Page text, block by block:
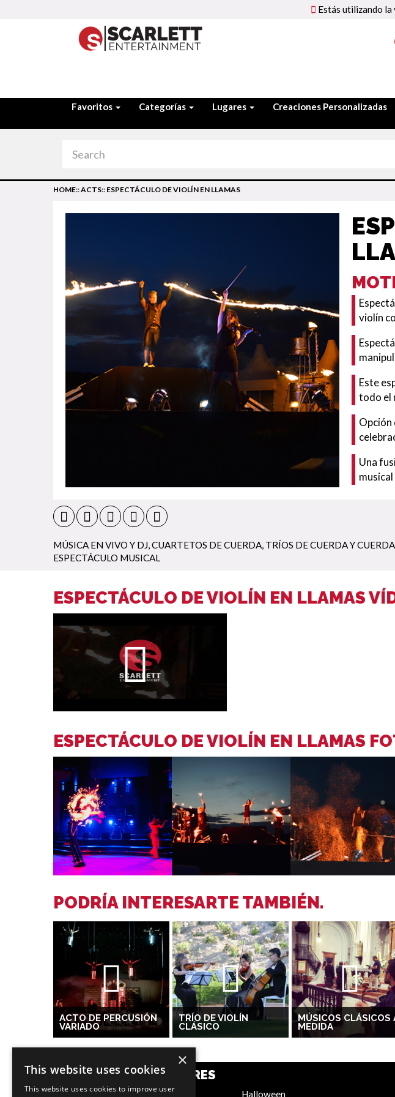
Estás utilizando la
Favoritos Categorías Lugares Creaciones Personalizadas
HOME::ACTS:: ESPECTÁCULO DE VIOLÍN EN LLAMAS
violín
Este
todo el
Opción
Una
MÚSICA EN VIVO Y DJ CUARTETOS DE CUERDA, TRÍOS DE CUERDA Y
ESPECTÁCULO MUSICAL
ESPECTÁCULO DE VIOLÍN EN LLAMAS
ESPECTÁCULO DE VIOLÍN EN LLAMAS
PODRÍA INTERESARTE TAMBIÉN.
ACTO DE PERCUSIÓN
VARIADO
TRÍO DE VIOLÍN
CLÁSICO
MÚSICOS CLÁSICOS
MEDIDA
CATEGORÍAS POPULARES
Festive Halloween
×
This website uses cookies
This website uses cookies to improve user